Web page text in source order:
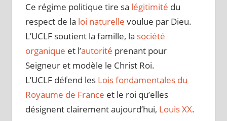
Ce régime politique tire sa légitimité du
respect de la loi naturelle voulue par Dieu.
L’UCLF soutient la famille, la société
organique et l’autorité prenant pour
Seigneur et modèle le Christ Roi.
L’UCLF défend les Lois fondamentales du
Royaume de France et le roi qu’elles
désignent clairement aujourd’hui, Louis XX.